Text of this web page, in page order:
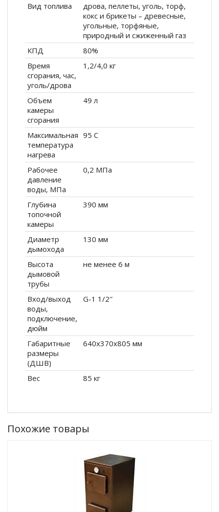
Вид топлива
дрова, пеллеты, уголь, торф,
кокс и брикеты – древесные,
угольные, торфяные,
природный и сжиженный газ
КПД
80%
Время
сгорания, час,
уголь/дрова
1,2/4,0 кг
Объем
камеры
сгорания
49 л
Максимальная
температура
нагрева
95 С
Рабочее
давление
воды, МПа
0,2 МПа
Глубина
топочной
камеры
390 мм
Диаметр
дымохода
130 мм
Высота
дымовой
трубы
не менее 6 м
Вход/выход
воды,
подключение,
дюйм
G-1 1/2″
Габаритные
размеры
(ДШВ)
640x370x805 мм
Вес 85 кг
Похожие товары